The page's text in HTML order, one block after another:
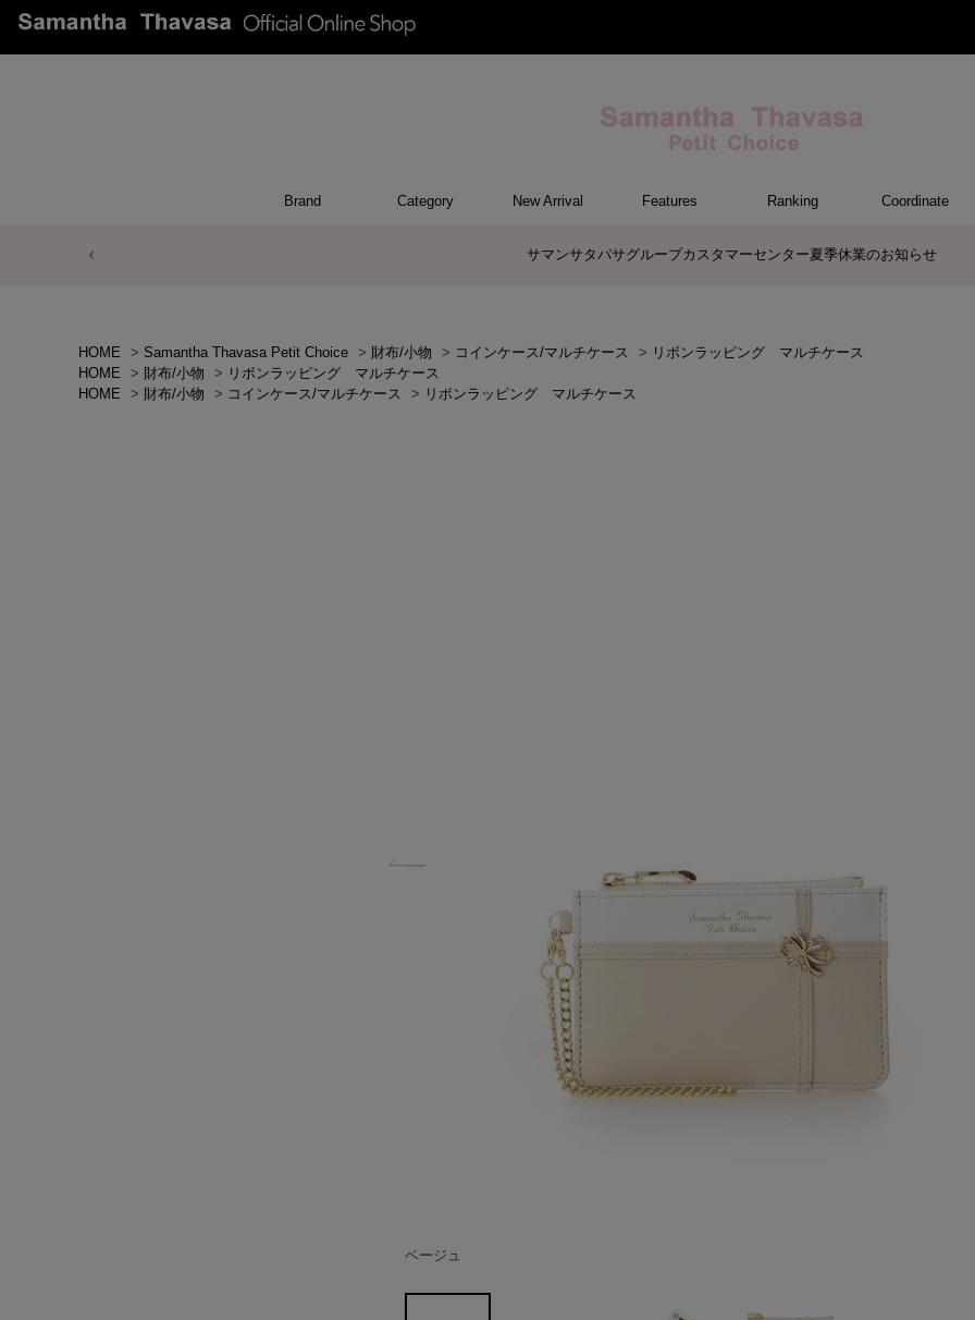
Brand Category
トートバッグ/ブリーフ
ショルダーバッグ/ミニバッグ
ボストンバッグ
リュック/バックパック
ボディバッグ/ウエストポーチ
ウォレット&スマホショルダーバッ
バッグその他
ケアアイテム
長財布
中財布
折財布/ミニ財布
コインケース/マルチケース
財布・小物その他
ポーチ
カードケース/名刺入れ
キーケース
パスケース
モバイルグッズ
ケース/ポーチその他
ファスナートップチャーム
バッグチャーム
チャームその他
New Arrival Features Ranking Coordinate
サマンサタバサグループカスタマーセンター夏季休業のお知らせ
HOME > Samantha Thavasa Petit Choice > 財布/小物 > コインケース/マルチケース > リボンラッピング マルチケース
HOME
> 財布/小物 > リボンラッピング マルチケース
HOME
> 財布/小物 > コインケース/マルチケース > リボンラッピング マルチケース
ベージュ